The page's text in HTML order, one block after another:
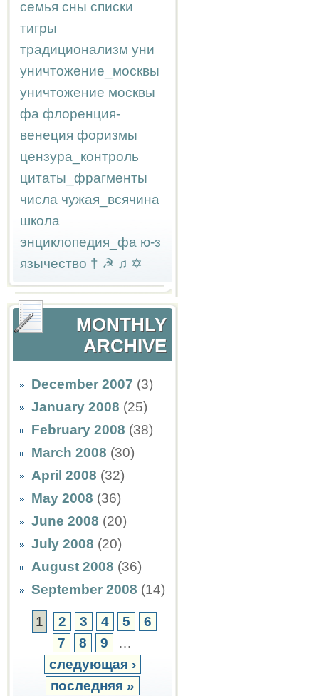
семья сны списки
тигры
традиционализм уни
уничтожение_москвы
уничтожение москвы
фа флоренция-
венеция форизмы
цензура_контроль
цитаты_фрагменты
числа чужая_всячина
школа
энциклопедия_фа ю-з
язычество † ☭ ♫ ✡
MONTHLY
ARCHIVE
December 2007 (3)
January 2008 (25)
February 2008 (38)
March 2008 (30)
April 2008 (32)
May 2008 (36)
June 2008 (20)
July 2008 (20)
August 2008 (36)
September 2008 (14)
1 2 3 4 5
6
7
8 9
…
следующая ›
последняя »